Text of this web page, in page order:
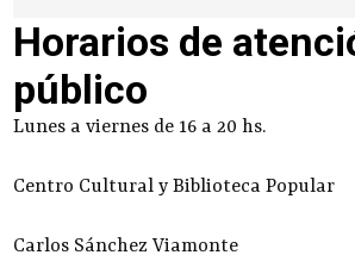
Horarios de
público
Lunes a viernes de 16 a 20 hs.
Centro Cultural y Biblioteca Popular
Carlos Sánchez Viamonte